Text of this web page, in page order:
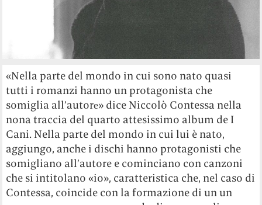
«Nella parte del mondo in cui sono nato ​​quasi
tutti i romanzi hanno un protagonista che
somiglia all’autorе» dice Niccolò Contessa nella
nona traccia del quarto attesissimo album de I
Cani. Nella parte del mondo in cui lui è nato,
aggiungo, anche i dischi hanno protagonisti che
somigliano all’autore e cominciano con canzoni
che si intitolano «io», caratteristica che, nel caso di
Contessa, coincide con la formazione di un un